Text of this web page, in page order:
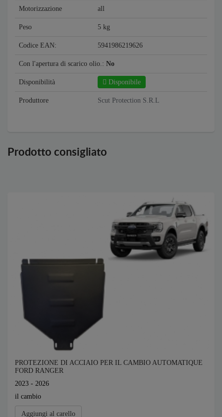
Motorizzazione all
Peso 5 kg
Codice EAN: 5941986219626
Con l'apertura di scarico olio.: No
Disponibilità Disponibile
Produttore Scut Protection S.R.L
Prodotto consigliato
PROTEZIONE DI ACCIAIO PER IL CAMBIO AUTOMATIQUE
FORD RANGER
2023 - 2026
il cambio
Aggiungi al carello